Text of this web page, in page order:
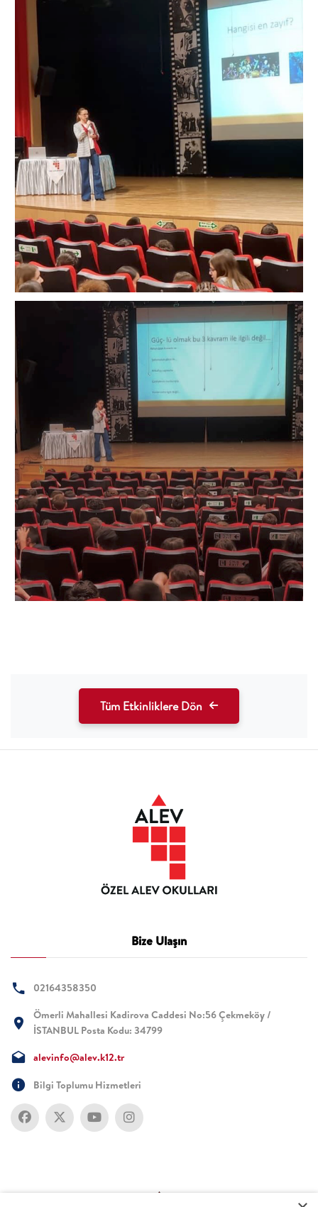
Tüm Etkinliklere Dön
Bize Ulaşın
02164358350
Ömerli Mahallesi Kadirova Caddesi No:56 Çekmeköy /
İSTANBUL Posta Kodu: 34799
alevinfo@alev.k12.tr
Bilgi Toplumu Hizmetleri